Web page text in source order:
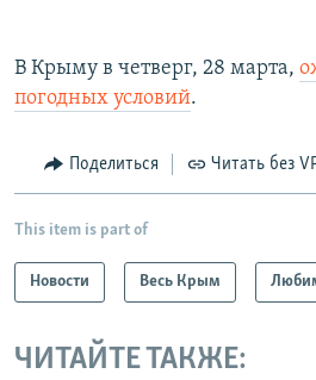
В Крыму в четверг, 28 марта,
погодных условий.
Поделиться Читать без
This item is part of
Новости Весь Крым
ЧИТАЙТЕ ТАКЖЕ: